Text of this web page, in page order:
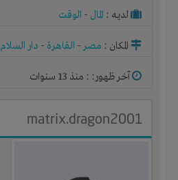
لديـه : المال - الوقت
المكان : مصر- القاهرة - دار السلام
آخر ظهور: : منذ 13 سنوات
matrix.dragon2001